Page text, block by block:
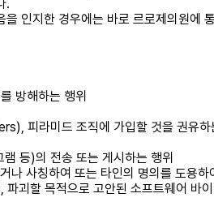
.
인지한 경우에는 바로 르로제의원에
방해하는 행위
라미드 조직에 가입할 것을 권유하
등)의 전송 또는 게시하는 행위
사칭하여 또는 타인의 명의를 도용
괴할 목적으로 고안된 소프트웨어